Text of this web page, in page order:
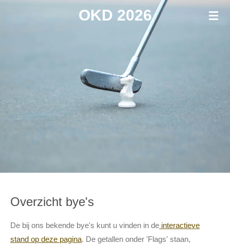
OKD 2026
Overzicht bye's
De bij ons bekende bye's kunt u vinden in de interactieve
stand op deze pagina. De getallen onder 'Flags' staan,